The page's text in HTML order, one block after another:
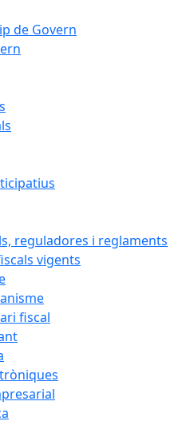
de Govern
reguladores i reglaments
vigents
fiscal